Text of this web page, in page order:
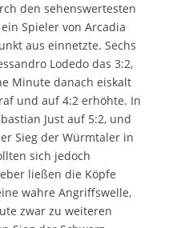
den sehenswertesten
Spieler von Arcadia
aus einnetzte. Sechs
Lodedo das 3:2,
Minute danach eiskalt
und auf 4:2 erhöhte. In
Just auf 5:2, und
Sieg der Würmtaler in
sich jedoch
ließen die Köpfe
wahre Angriffswelle,
zwar zu weiteren